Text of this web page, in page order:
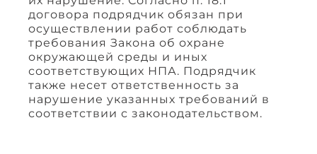
договора подрядчик обязан при
осуществлении работ соблюдать
требования Закона об охране
окружающей среды и иных
соответствующих НПА. Подрядчик
также несет ответственность за
нарушение указанных требований в
соответствии с законодательством.